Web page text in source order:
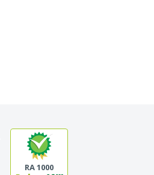
RA 1000